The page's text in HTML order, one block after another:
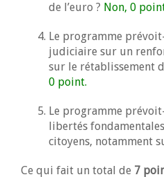
de l’euro ? Non, 0
Le programme
judiciaire sur un
sur le rétablissement
0 point.
Le programme
libertés
citoyens, notamment
Ce qui fait un total de 7